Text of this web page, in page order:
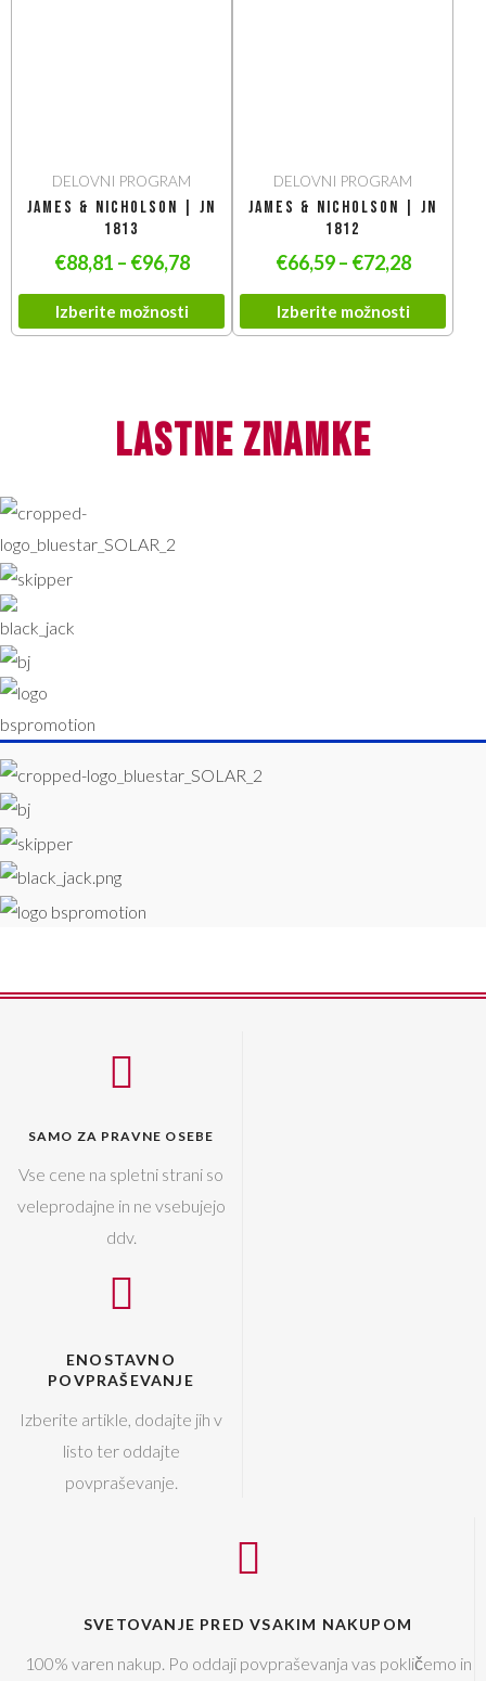
DELOVNI PROGRAM
James & Nicholson | JN
1813
€88,81 – €96,78
Izberite možnosti
DELOVNI PROGRAM
James & Nicholson | JN
1812
€66,59– €72,28
Izberite možnosti
lastne znamke
SAMO ZA PRAVNE OSEBE
Vse cene na spletni strani so
veleprodajne in ne vsebujejo
ddv.
ENOSTAVNO
POVPRAŠEVANJE
Izberite artikle, dodajte jih v
listo ter oddajte
povpraševanje.
SVETOVANJE PRED VSAKIM NAKUPOM
100% varen nakup. Po oddaji povpraševanja vas pokličemo in